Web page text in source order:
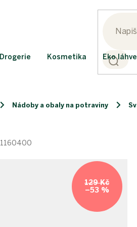
Drogerie Kosmetika Eko láhve
Nádoby a obaly na potraviny
1160400
129 Kč
–53 %